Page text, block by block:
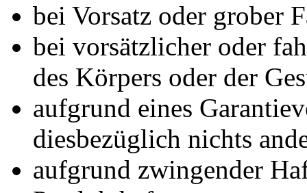
bei Vorsatz oder grober
bei vorsätzlicher oder
des Körpers oder der
aufgrund eines
diesbezüglich nichts
aufgrund zwingender